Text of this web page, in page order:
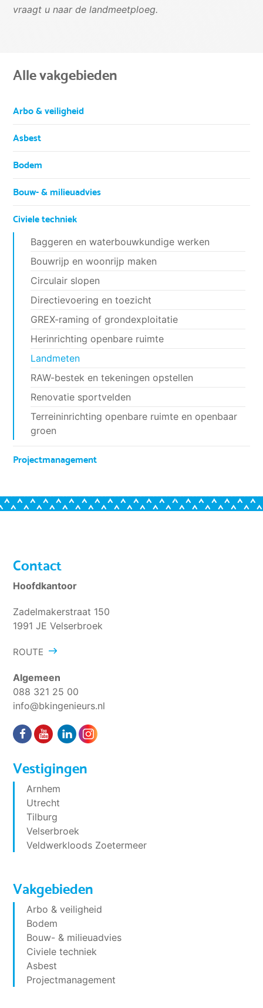
Alle vakgebieden
Arbo & veiligheid
Asbest
Bodem
Bouw- & milieuadvies
Civiele techniek
Baggeren en waterbouwkundige werken
Bouwrijp en woonrijp maken
Circulair slopen
Directievoering en toezicht
GREX-raming of grondexploitatie
Herinrichting openbare ruimte
Landmeten
RAW-bestek en tekeningen opstellen
Renovatie sportvelden
Terreininrichting openbare ruimte en openbaar
groen
Projectmanagement
vraagt u naar de landmeetploeg.
Contact
Hoofdkantoor
Zadelmakerstraat 150
1991 JE Velserbroek
ROUTE
Algemeen
088 321 25 00
info@bkingenieurs.nl
Vestigingen
Arnhem
Utrecht
Tilburg
Velserbroek
Veldwerkloods Zoetermeer
Vakgebieden
Arbo & veiligheid
Bodem
Bouw- & milieuadvies
Civiele techniek
Asbest
Projectmanagement